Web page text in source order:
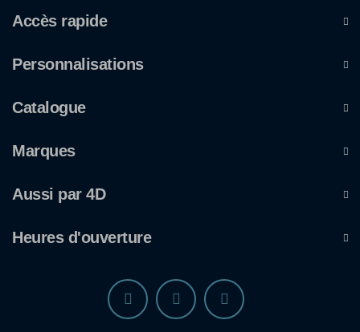
Accès rapide
Personnalisations
Catalogue
Marques
Aussi par 4D
Heures d'ouverture